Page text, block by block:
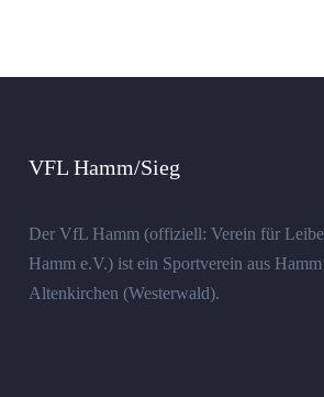
VFL Hamm/Sieg
Der VfL Hamm (offiziell: Verein für
Hamm e.V.) ist ein Sportverein aus
Altenkirchen (Westerwald).